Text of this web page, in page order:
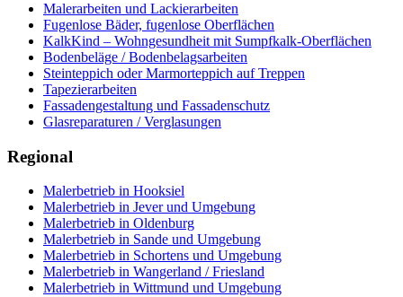
Malerarbeiten und Lackierarbeiten
Fugenlose Bäder, fugenlose Oberflächen
KalkKind – Wohngesundheit mit Sumpfkalk-Oberflächen
Bodenbeläge / Bodenbelagsarbeiten
Steinteppich oder Marmorteppich auf Treppen
Tapezierarbeiten
Fassadengestaltung und Fassadenschutz
Glasreparaturen / Verglasungen
Regional
Malerbetrieb in Hooksiel
Malerbetrieb in Jever und Umgebung
Malerbetrieb in Oldenburg
Malerbetrieb in Sande und Umgebung
Malerbetrieb in Schortens und Umgebung
Malerbetrieb in Wangerland / Friesland
Malerbetrieb in Wittmund und Umgebung